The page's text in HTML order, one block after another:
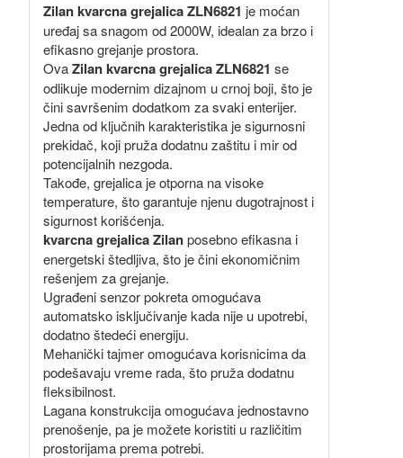
Zilan kvarcna grejalica ZLN6821 je moćan
uređaj sa snagom od 2000W, idealan za brzo i
efikasno grejanje prostora.
OvaZilan kvarcna grejalica ZLN6821 se
odlikuje modernim dizajnom u crnoj boji, što je
čini savršenim dodatkom za svaki enterijer.
Jedna od ključnih karakteristika je sigurnosni
prekidač, koji pruža dodatnu zaštitu i mir od
potencijalnih nezgoda.
Takođe, grejalica je otporna na visoke
temperature, što garantuje njenu dugotrajnost i
sigurnost korišćenja.
kvarcna grejalica Zilanposebno efikasna i
energetski štedljiva, što je čini ekonomičnim
rešenjem za grejanje.
Ugrađeni senzor pokreta omogućava
automatsko isključivanje kada nije u upotrebi,
dodatno štedeći energiju.
Mehanički tajmer omogućava korisnicima da
podešavaju vreme rada, što pruža dodatnu
fleksibilnost.
Lagana konstrukcija omogućava jednostavno
prenošenje, pa je možete koristiti u različitim
prostorijama prema potrebi.